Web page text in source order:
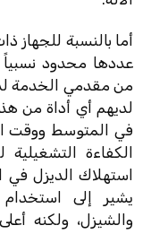
أما بالنسبة للجهاز
الكفاءة التشغيلية
يشير إلى
والشيزل، ولكنه